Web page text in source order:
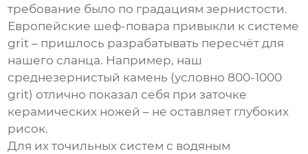
требование было по градациям зернистости.
Европейские шеф-повара привыкли к системе
grit – пришлось разрабатывать пересчёт для
нашего сланца. Например, наш
среднезернистый камень (условно 800-1000
grit) отлично показал себя при заточке
керамических ножей – не оставляет глубоких
рисок.
Для их точильных систем с водяным